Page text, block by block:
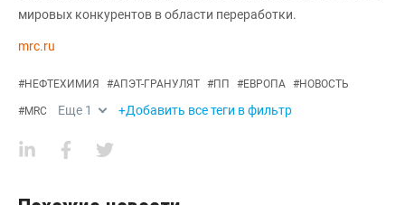
мировых конкурентов в области переработки.
mrc.ru
#НЕФТЕХИМИЯ #АПЭТ-ГРАНУЛЯТ #ПП #ЕВРОПА #НОВОСТЬ
#MRC Еще 1 +Добавить все теги в фильтр